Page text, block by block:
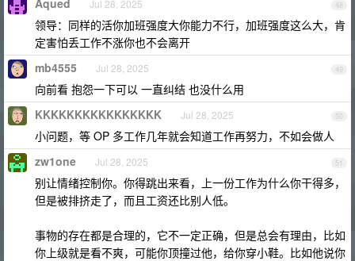
48
Aqued Jul 28, 2025
领导：同样的活你加班强度大你能力不行，加班强度这么大，肯
定害怕丢工作不涨你也不会离开
49
mb4555 Jul 28, 2025
向前看 抱怨一下可以 一直纠结 也没什么用
50
KKKKKKKKKKKKKKKK Jul 28, 2025
小问题，等 OP 多工作几年就会知道工作再努力，不如会做人
51
zw1one Jul 28, 2025
别让情绪控制你。你得跳出来看，上一份工作为什么你干得多，
但是被排挤走了，而且工资还比别人低。
事物的存在都是合理的，它不一定正确，但是总会有理由，比如
你上级就是看不爽，可能你顶撞过他，给你穿小鞋。比如他说你